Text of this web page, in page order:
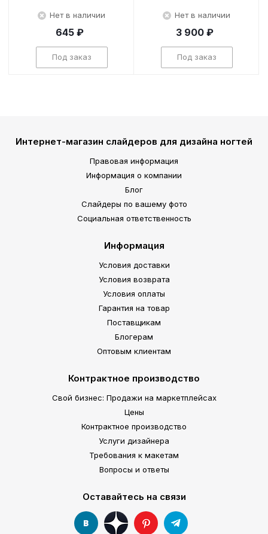
Нет в наличии
645 ₽
Под заказ
Нет в наличии
3 900 ₽
Под заказ
Интернет-магазин слайдеров для дизайна ногтей
Правовая информация
Информация о компании
Блог
Слайдеры по вашему фото
Социальная ответственность
Информация
Условия доставки
Условия возврата
Условия оплаты
Гарантия на товар
Поставщикам
Блогерам
Оптовым клиентам
Контрактное производство
Свой бизнес: Продажи на маркетплейсах
Цены
Контрактное производство
Услуги дизайнера
Требования к макетам
Вопросы и ответы
Оставайтесь на связи